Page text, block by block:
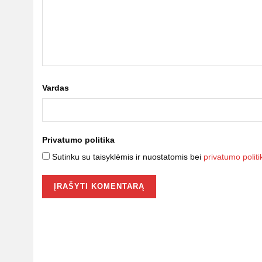
Vardas
Privatumo politika
Sutinku su taisyklėmis ir nuostatomis bei privatumo